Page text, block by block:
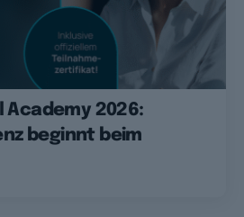
Academy 2026:
beginnt beim